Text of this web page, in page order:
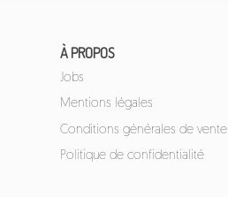
À PROPOS
Jobs
Mentions légales
Conditions générales de vente
Politique de confidentialité